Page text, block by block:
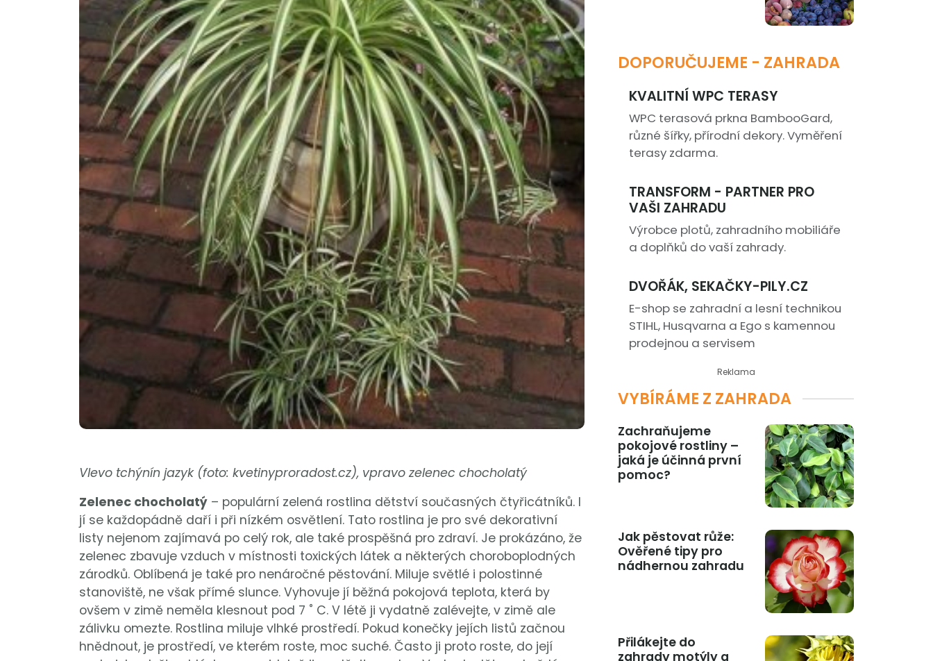
Vlevo tchýnín jazyk (foto: kvetinyproradost.cz), vpravo zelenec chocholatý
Zelenec chocholatý – populární zelená rostlina dětství současných čtyřicátníků. I
jí se každopádně daří i při nízkém osvětlení. Tato rostlina je pro své dekorativní
listy nejenom zajímavá po celý rok, ale také prospěšná pro zdraví. Je prokázáno, že
zelenec zbavuje vzduch v místnosti toxických látek a některých choroboplodných
zárodků. Oblíbená je také pro nenáročné pěstování. Miluje světlé i polostinné
stanoviště, ne však přímé slunce. Vyhovuje jí běžná pokojová teplota, která by
ovšem v zimě neměla klesnout pod 7 ˚ C. V létě ji vydatně zalévejte, v zimě ale
zálivku omezte. Rostlina miluje vlhké prostředí. Pokud konečky jejích listů začnou
hnědnout, je prostředí, ve kterém roste, moc suché. Často ji proto roste, do její
DOPORUČUJEME - ZAHRADA
KVALITNÍ WPC TERASY
WPC terasová prkna BambooGard,
různé šířky, přírodní dekory. Vyměření
terasy zdarma.
TRANSFORM - PARTNER PRO
VAŠI ZAHRADU
Výrobce plotů, zahradního mobiliáře
a doplňků do vaší zahrady.
DVOŘÁK, SEKAČKY-PILY.CZ
E-shop se zahradní a lesní technikou
STIHL, Husqvarna a Ego s kamennou
prodejnou a servisem
Reklama
VYBÍRÁME Z ZAHRADA
Zachraňujeme
pokojové rostliny –
jaká je účinná první
pomoc?
Jak pěstovat růže:
Ověřené tipy pro
nádhernou zahradu
Přilákejte do
zahrady motýly a